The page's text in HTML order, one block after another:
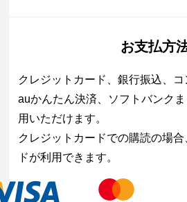
お支払方
クレジットカード、銀行振込、コ
auかんたん決済、ソフトバンク
用いただけます。
クレジットカードでの購読の場
ドが利用できます。